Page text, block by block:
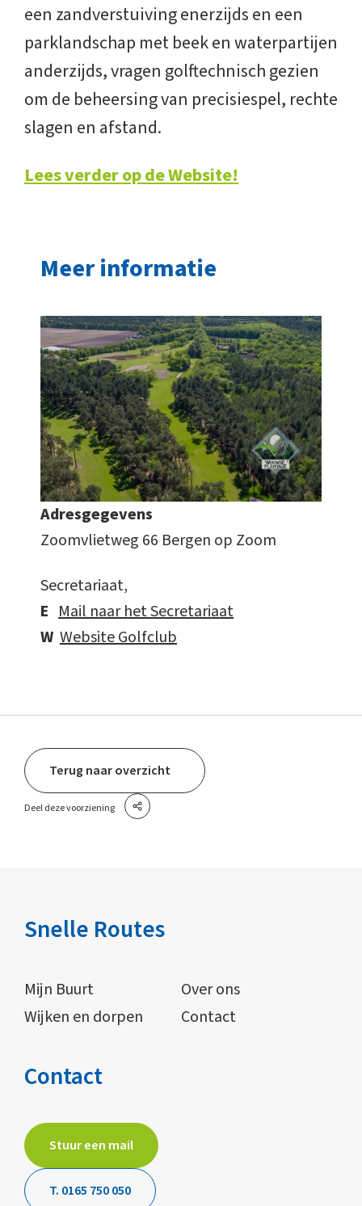
een zandverstuiving enerzijds en een
parklandschap met beek en waterpartijen
anderzijds, vragen golftechnisch gezien
om de beheersing van precisiespel, rechte
slagen en afstand.
Lees verder op de Website!
Meer informatie
Adresgegevens
Zoomvlietweg 66 Bergen op Zoom
Secretariaat,
E Mail naar het Secretariaat
W Website Golfclub
Terug naar overzicht
Deel deze voorziening
Snelle Routes
Mijn Buurt
Over ons
Wijken en dorpen
Contact
Contact
Stuur een mail
T. 0165 750 050